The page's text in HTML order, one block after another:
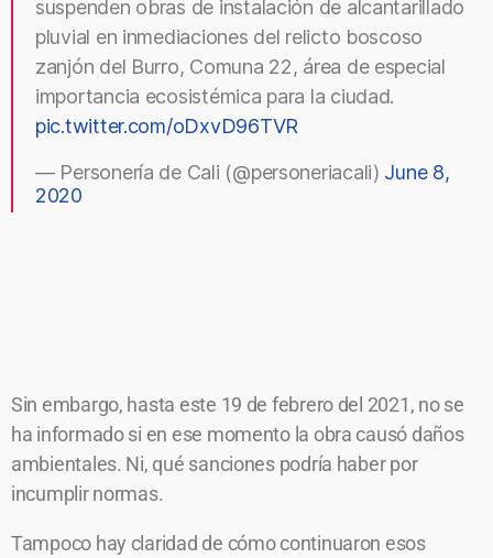
suspenden obras de instalación de alcantarillado
pluvial en inmediaciones del relicto boscoso
zanjón del Burro, Comuna 22, área de especial
importancia ecosistémica para la ciudad.
pic.twitter.com/oDxvD96TVR
— Personería de Cali (@personeriacali) June 8,
2020
Sin embargo, hasta este 19 de febrero del 2021, no se
ha informado si en ese momento la obra causó daños
ambientales. Ni, qué sanciones podría haber por
incumplir normas.
Tampoco hay claridad de cómo continuaron esos